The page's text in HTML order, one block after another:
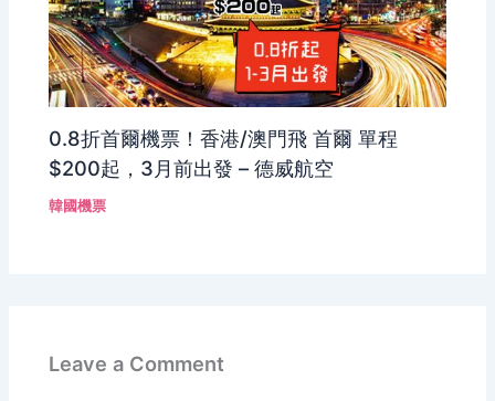
0.8折首爾機票！香港/澳門飛 首爾 單程
$200起，3月前出發 – 德威航空
韓國機票
Leave a Comment